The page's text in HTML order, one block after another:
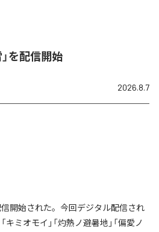
を配信開始
2026.8.7
信開始された。今回デジタル配信され
キミオモイ」「灼熱ノ避暑地」「偏愛ノ